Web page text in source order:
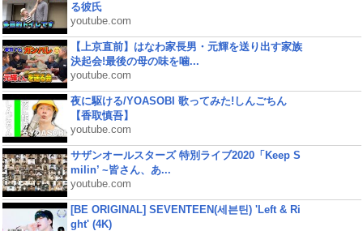
る彼氏
youtube.com
【上京直前】はなわ家長男・元輝を送り出す家族
決起会!最後の母の味を噛...
youtube.com
夜に駆ける/YOASOBI 歌ってみた!しんごちん
【香取慎吾】
youtube.com
サザンオールスターズ 特別ライブ2020「Keep S
milin’ ~皆さん、あ...
youtube.com
[BE ORIGINAL] SEVENTEEN(세븐틴) 'Left & Ri
ght' (4K)